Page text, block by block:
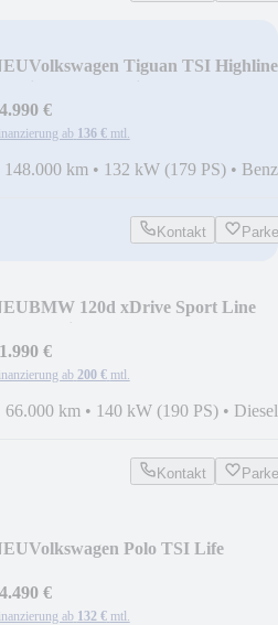
Volkswagen Tiguan TSI Highline
€
ab 136 € mtl.
148.000 km • 132 kW (179 PS) •
Kontakt
BMW 120d xDrive Sport Line
€
ab 200 € mtl.
66.000 km • 140 kW (190 PS) • Diesel
Kontakt
Volkswagen Polo TSI Life
€
ab 132 € mtl.